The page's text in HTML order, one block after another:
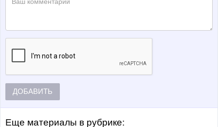
ДОБАВИТЬ
Еще материалы в рубрике: